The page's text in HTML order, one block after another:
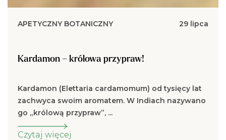
APETYCZNY BOTANICZNY 29 lipca
Kardamon – królowa przypraw!
Kardamon (Elettaria cardamomum) od tysięcy lat
zachwyca swoim aromatem. W Indiach nazywano
go „królową przypraw”, ...
Czytaj więcej